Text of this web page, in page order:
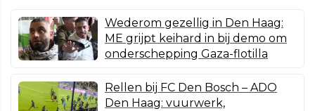
Wederom gezellig in Den Haag:
ME grijpt keihard in bij demo om
onderschepping Gaza-flotilla
Rellen bij FC Den Bosch – ADO
Den Haag: vuurwerk,